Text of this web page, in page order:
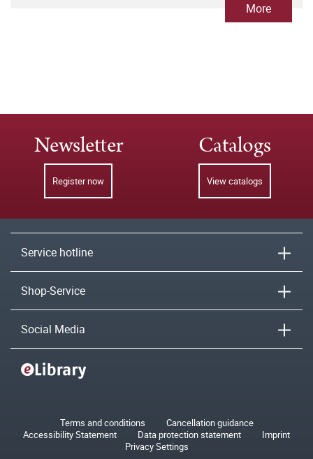
More
Newsletter
Register now
Catalogs
View catalogs
Service hotline
Shop-Service
Social Media
Terms and conditions
Cancellation guidance
Accessibility Statement
Data protection statement
Imprint
Privacy Settings